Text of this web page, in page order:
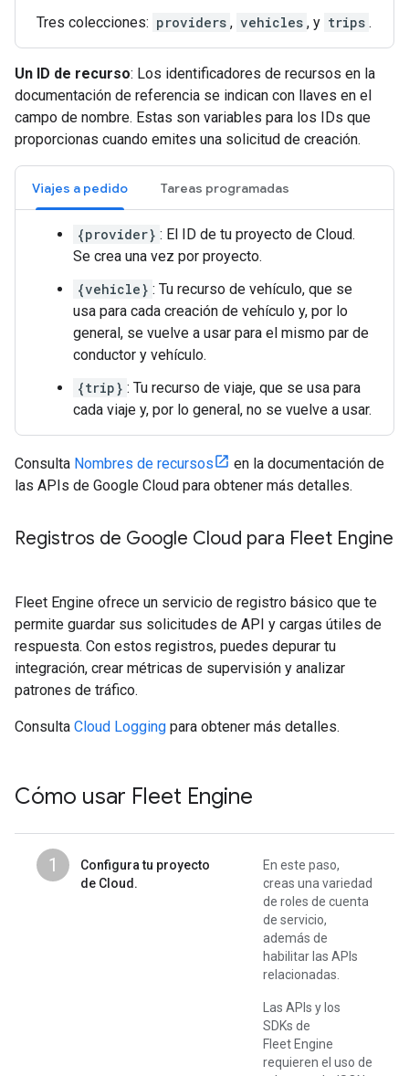
Tres colecciones: providers , vehicles , y trips .
Un ID de recurso: Los identificadores de recursos en la
documentación de referencia se indican con llaves en el
campo de nombre. Estas son variables para los IDs que
proporcionas cuando emites una solicitud de creación.
Viajes a pedido Tareas programadas
{provider} : El ID de tu proyecto de Cloud.
Se crea una vez por proyecto.
{vehicle} : Tu recurso de vehículo, que se
usa para cada creación de vehículo y, por lo
general, se vuelve a usar para el mismo par de
conductor y vehículo.
{trip} : Tu recurso de viaje, que se usa para
cada viaje y, por lo general, no se vuelve a usar.
Consulta Nombres de recursos
en la documentación de
las APIs de Google Cloud para obtener más detalles.
Registros de Google Cloud para Fleet Engine
Fleet Engine ofrece un servicio de registro básico que te
permite guardar sus solicitudes de API y cargas útiles de
respuesta. Con estos registros, puedes depurar tu
integración, crear métricas de supervisión y analizar
patrones de tráfico.
Consulta Cloud Logging para obtener más detalles.
Cómo usar Fleet Engine
1
Configura tu proyecto
de Cloud.
En este paso,
creas una variedad
de roles de cuenta
de servicio,
además de
habilitar las APIs
relacionadas.
Las APIs y los
SDKs de
Fleet Engine
requieren el uso de